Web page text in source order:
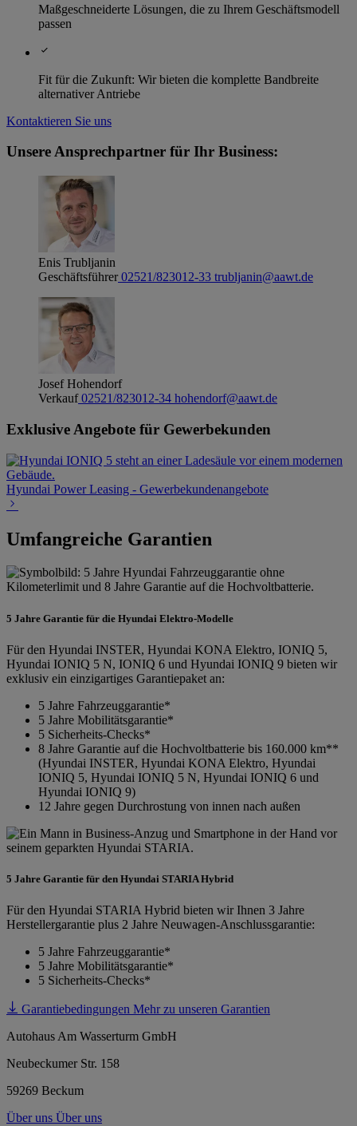
Maßgeschneiderte Lösungen, die zu Ihrem Geschäftsmodell
passen
Fit für die Zukunft: Wir bieten die komplette Bandbreite
alternativer Antriebe
Kontaktieren Sie uns
Unsere Ansprechpartner für Ihr Business:
Enis Trubljanin
Geschäftsführer02521/823012-33 trubljanin@aawt.de
Josef Hohendorf
Verkauf02521/823012-34 hohendorf@aawt.de
Exklusive Angebote für Gewerbekunden
Hyundai Power Leasing - Gewerbekundenangebote
Umfangreiche Garantien
5 Jahre Garantie für die Hyundai Elektro-Modelle
Für den Hyundai INSTER, Hyundai KONA Elektro, IONIQ 5,
Hyundai IONIQ 5 N, IONIQ 6 und Hyundai IONIQ 9 bieten wir
exklusiv ein einzigartiges Garantiepaket an:
5 Jahre Fahrzeuggarantie*
5 Jahre Mobilitätsgarantie*
5 Sicherheits-Checks*
8 Jahre Garantie auf die Hochvoltbatterie bis 160.000 km**
(Hyundai INSTER, Hyundai KONA Elektro, Hyundai
IONIQ 5, Hyundai IONIQ 5 N, Hyundai IONIQ 6 und
Hyundai IONIQ 9)
12 Jahre gegen Durchrostung von innen nach außen
5 Jahre Garantie für den Hyundai STARIA Hybrid
Für den Hyundai STARIA Hybrid bieten wir Ihnen 3 Jahre
Herstellergarantie plus 2 Jahre Neuwagen-Anschlussgarantie:
5 Jahre Fahrzeuggarantie*
5 Jahre Mobilitätsgarantie*
5 Sicherheits-Checks*
Garantiebedingungen Mehr zu unseren Garantien
Autohaus Am Wasserturm GmbH
Neubeckumer Str. 158
59269 Beckum
Über uns Über uns